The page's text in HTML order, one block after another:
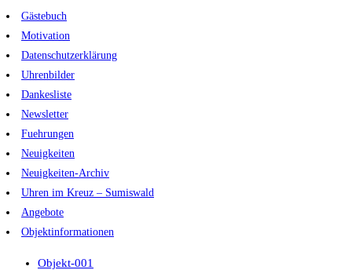
Zum
Inhalt
springen
Gästebuch
Motivation
Datenschutzerklärung
Uhrenbilder
Dankesliste
Newsletter
Fuehrungen
Neuigkeiten
Neuigkeiten-Archiv
Uhren im Kreuz – Sumiswald
Angebote
Objektinformationen
Objekt-001